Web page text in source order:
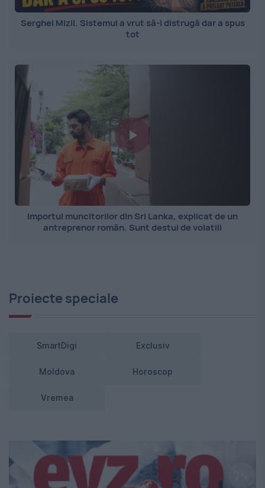
Serghei Mizil. Sistemul a vrut să-l distrugă dar a spus
tot
Importul muncitorilor din Sri Lanka, explicat de un
antreprenor român. Sunt destul de volatili
Proiecte speciale
SmartDigi Exclusiv
Moldova Horoscop
Vremea